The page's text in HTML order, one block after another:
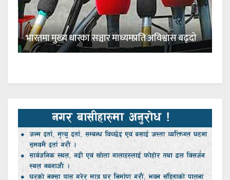
भारतमा मुख्य धारका सञ्चार माध्यमप्रति अविश्वास बढ्दो